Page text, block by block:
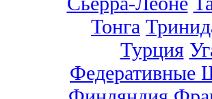
Тонга
Турция
Федеративные